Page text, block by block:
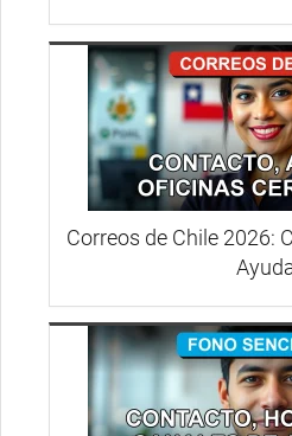
Correos de Chile 2026: